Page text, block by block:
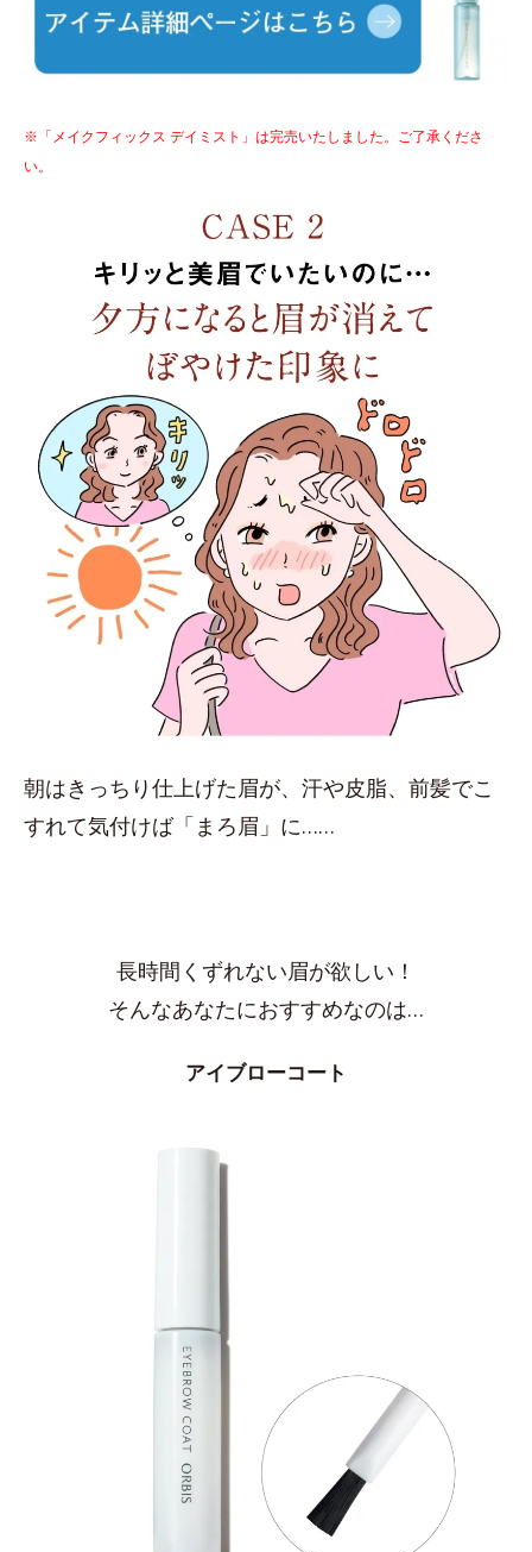
※「メイクフィックス デイミスト」は完売いたしました。ご了承くださ
い。
朝はきっちり仕上げた眉が、汗や皮脂、前髪でこ
すれて気付けば「まろ眉」に……
長時間くずれない眉が欲しい！
そんなあなたにおすすめなのは…
アイブローコート